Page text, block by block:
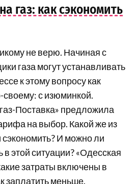
газ: как сэкономить
не верю. Начиная с
газа могут устанавливать
к этому вопросу как
с изюминкой.
Поставка» предложила
на выбор. Какой же из
И можно ли
этой ситуации? «Одесская
затраты включены в
заплатить меньше.